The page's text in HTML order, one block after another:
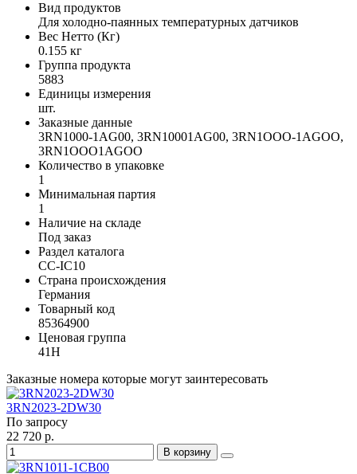
Вид продуктов
Для холодно-паянных температурных датчиков
Вес Нетто (Кг)
0.155 кг
Группа продукта
5883
Единицы измерения
шт.
Заказные данные
3RN1000-1AG00, 3RN10001AG00, 3RN1OOO-1AGOO,
3RN1OOO1AGOO
Количество в упаковке
1
Минимальная партия
1
Наличие на складе
Под заказ
Раздел каталога
CC-IC10
Страна происхождения
Германия
Товарный код
85364900
Ценовая группа
41H
Заказные номера которые могут заинтересовать
3RN2023-2DW30
По запросу
22 720 р.
В корзину